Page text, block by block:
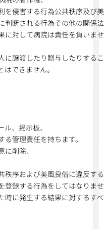
を侵害する行為公共秩序及び
判断される行為その他の関係
に対して病院は責任を負いま
に譲渡したり贈与したりする
できません。
、掲示板、
管理責任を持ちます。
削除、
秩序および美風良俗に違反す
登録する行為をしてはなりま
時に発生する結果に対するす